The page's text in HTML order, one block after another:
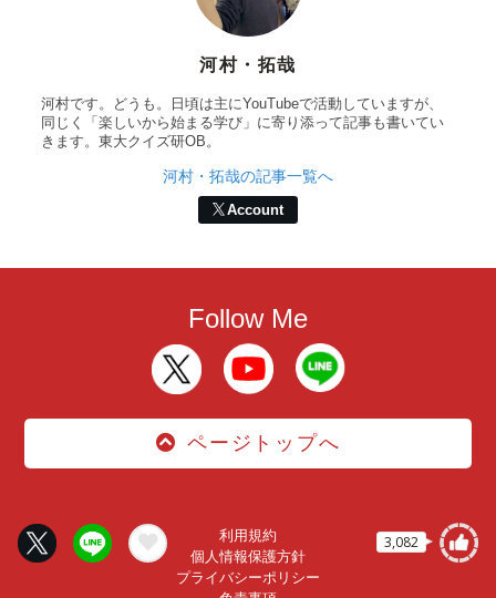
3,082
河村・拓哉
河村です。どうも。日頃は主にYouTubeで活動していますが、
同じく「楽しいから始まる学び」に寄り添って記事も書いてい
きます。東大クイズ研OB。
河村・拓哉の記事一覧へ
Account
Follow Me
ページトップへ
利用規約
個人情報保護方針
プライバシーポリシー